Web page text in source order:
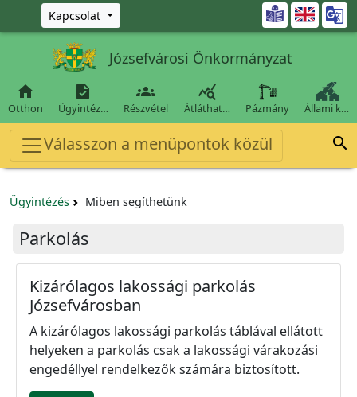
Ugrás a fő tartalomra
Kapcsolat 
Józsefvárosi Önkormányzat

Otthon

Ügyintéz…

Részvétel

Átláthat… Pázmány Állami k…
Válasszon a menüpontok közül 
Ügyintézés Miben segíthetünk
Parkolás
Kizárólagos lakossági parkolás
Józsefvárosban
A kizárólagos lakossági parkolás táblával ellátott
helyeken a parkolás csak a lakossági várakozási
engedéllyel rendelkezők számára biztosított.